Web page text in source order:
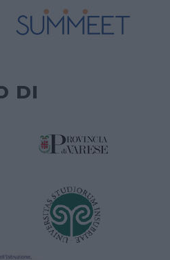
DI